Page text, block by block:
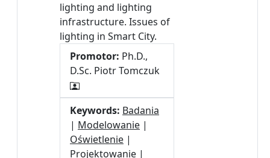
lighting and lighting
infrastructure. Issues of
lighting in Smart City.
Promotor: Ph.D.,
D.Sc. Piotr Tomczuk
Keywords: Badania
| Modelowanie |
Oświetlenie |
Projektowanie |